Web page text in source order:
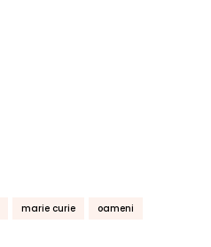
marie curie
oameni